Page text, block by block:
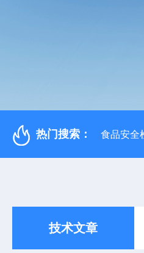
热门搜索： 食品安全
技术文章